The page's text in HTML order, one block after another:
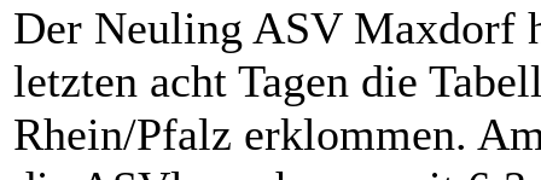
Der Neuling ASV Maxdorf
letzten acht Tagen die
Rhein/Pfalz erklommen.